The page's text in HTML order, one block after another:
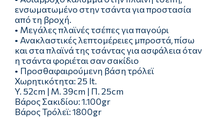
ενσωματωμένο στην τσάντα για προστασία
από τη βροχή.
• Μεγάλες πλαϊνές τσέπες για παγούρι
• Ανακλαστικές λεπτομέρειες μπροστά, πίσω
και στα πλαϊνά της τσάντας για ασφάλεια όταν
η τσάντα φοριέται σαν σακίδιο
• Προσθαφαιρούμενη βάση τρόλεϊ
Χωρητικότητα: 25 lt.
Y. 52cm | Μ. 39cm | Π. 25cm
Βάρος Σακιδίου: 1.100gr
Βάρος Τρόλεϊ: 1800gr